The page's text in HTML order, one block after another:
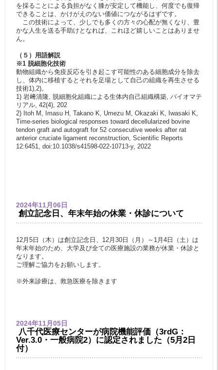
を採ることによる負担がなく膝が安定して機能し、何度でも復帰
できることは、かけがえのない価値につながるはずです。
この技術によって、少しでも多くの方々の心配が無くなり、豊
かな人生を送る手助けとなれば、これほど嬉しいことはありませ
ん。
（５）用語解説
※1 脱細胞化技術
動物組織から免疫反応を引き起こす可能性のある細胞成分を除去
し、体内に移植するとそれを足場として自己の組織を再生させる
技術1),2)。
1) 岩﨑清隆, 脱細胞化組織による生体内自己組織構築, バイオマテ
リアル, 42(4), 202
2) Itoh M, Imasu H, Takano K, Umezu M, Okazaki K, Iwasaki K,
Time-series biological responses toward decellularized bovine
tendon graft and autograft for 52 consecutive weeks after rat
anterior cruciate ligament reconstruction, Scientific Reports
12:6451, doi:10.1038/s41598-022-10713-y, 2022
2024年11月06日
創立記念日、年末年始の休業・休診について
12 月5日（木）は創立記念日、 12 月 30日（月）～ 1 月 4日（土）は
年末年始のため、大学及び全ての医療施設の業務が休業・休診と
なります。
ご理解ご協力をお願いします。
※外来診療は、救急医療を除きます
2024年11月05日
八千代医療センターが病院機能評価（3rdG：
Ver.3.0・一般病院2）に認定されました（5月2日
付）